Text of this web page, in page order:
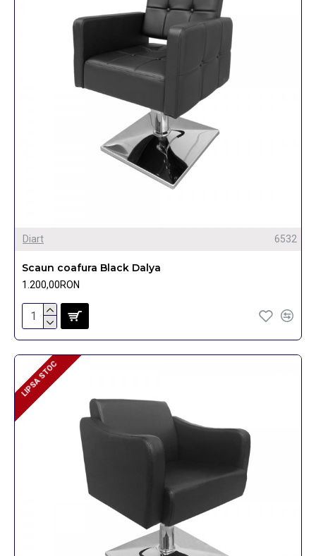
Diart 6532
Scaun coafura Black Dalya
1.200,00RON
LIPSA STOC
LIPSA STOC